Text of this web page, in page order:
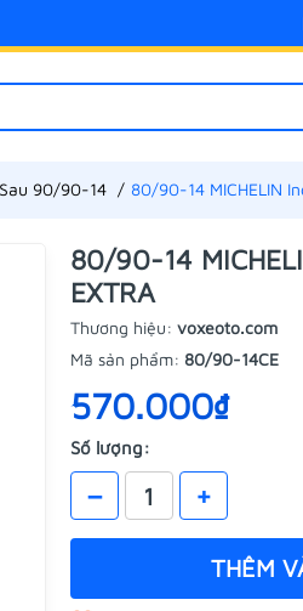
90/90-14 80/90-14 MICHELIN
80/90-14
EXTRA
Thương hiệu: voxeoto.com
Mã sản phẩm: 80/90-14CE
570.000₫
Số lượng:
– +
THÊM